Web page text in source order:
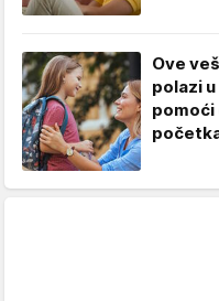
Ove
polazi
pomoći